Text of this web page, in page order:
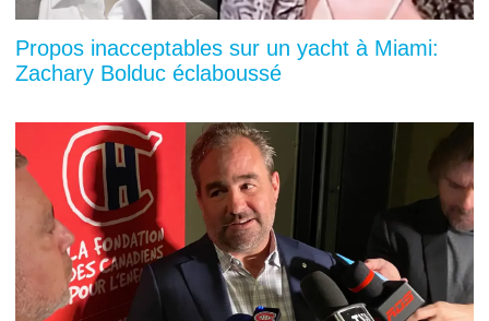
Propos inacceptables sur un yacht à Miami:
Zachary Bolduc éclaboussé